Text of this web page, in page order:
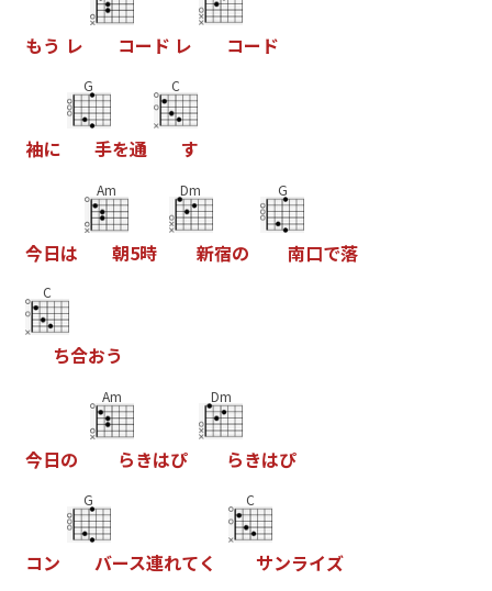
もう レ コー ド レ コー ド
袖に
G
手を通
C
す
今日は
Am
朝5時
Dm
新宿の
G
南口で落
C
ち合おう
今日の
Am
らきはぴ
Dm
らきはぴ
コン
G
バース連れてく
C
サンライズ